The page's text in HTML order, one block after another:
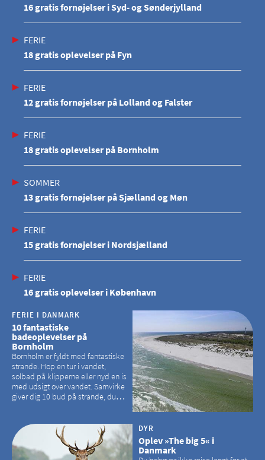
16 gratis fornøjelser i Syd- og Sønderjylland
FERIE
18 gratis oplevelser på Fyn
FERIE
12 gratis fornøjelser på Lolland og Falster
FERIE
18 gratis oplevelser på Bornholm
SOMMER
13 gratis fornøjelser på Sjælland og Møn
FERIE
15 gratis fornøjelser i Nordsjælland
FERIE
16 gratis oplevelser i København
FERIE I DANMARK
10 fantastiske
badeoplevelser på
Bornholm
Bornholm er fyldt med fantastiske
strande. Hop en tur i vandet,
solbad på klipperne eller nyd en is
med udsigt over vandet. Samvirke
giver dig 10 bud på strande, du
DYR
Oplev »The big 5« i
Danmark